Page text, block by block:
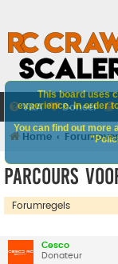
V&A Doneer
Home
Parcours
Forumregels
Cesco
Donateur
This board uses
experience. In order
You can find out more